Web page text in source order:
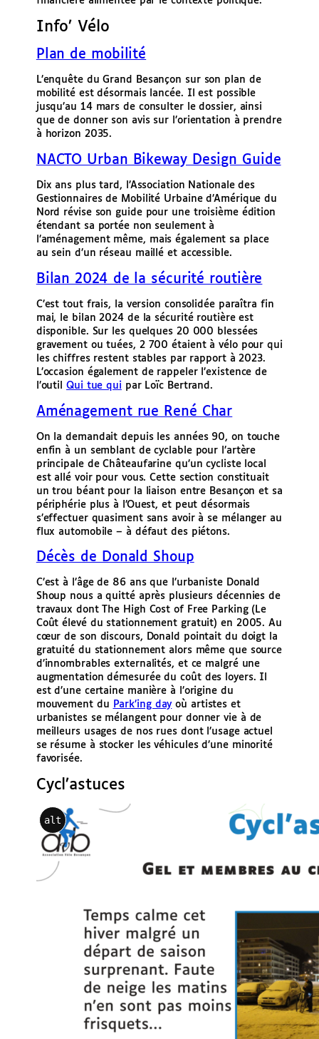
Info’ Vélo
Plan de mobilité
L’enquête du Grand Besançon sur son plan de
mobilité est désormais lancée. Il est possible
jusqu’au 14 mars de consulter le dossier, ainsi
que de donner son avis sur l’orientation à prendre
à horizon 2035.
NACTO Urban Bikeway Design Guide
Dix ans plus tard, l’Association Nationale des
Gestionnaires de Mobilité Urbaine d’Amérique du
Nord révise son guide pour une troisième édition
étendant sa portée non seulement à
l’aménagement même, mais également sa place
au sein d’un réseau maillé et accessible.
Bilan 2024 de la sécurité routière
C’est tout frais, la version consolidée paraîtra fin
mai, le bilan 2024 de la sécurité routière est
disponible. Sur les quelques 20 000 blessées
gravement ou tuées, 2 700 étaient à vélo pour qui
les chiffres restent stables par rapport à 2023.
L’occasion également de rappeler l’existence de
l’outil Qui tue qui par Loïc Bertrand.
Aménagement rue René Char
On la demandait depuis les années 90, on touche
enfin à un semblant de cyclable pour l’artère
principale de Châteaufarine qu’un cycliste local
est allé voir pour vous. Cette section constituait
un trou béant pour la liaison entre Besançon et sa
périphérie plus à l’Ouest, et peut désormais
s’effectuer quasiment sans avoir à se mélanger au
flux automobile – à défaut des piétons.
Décès de Donald Shoup
C’est à l’âge de 86 ans que l’urbaniste Donald
Shoup nous a quitté après plusieurs décennies de
travaux dont The High Cost of Free Parking (Le
Coût élevé du stationnement gratuit) en 2005. Au
cœur de son discours, Donald pointait du doigt la
gratuité du stationnement alors même que source
d’innombrables externalités, et ce malgré une
augmentation démesurée du coût des loyers. Il
est d’une certaine manière à l’origine du
mouvement du
Park’ing dayoù artistes et
urbanistes se mélangent pour donner vie à de
meilleurs usages de nos rues dont l’usage actuel
se résume à stocker les véhicules d’une minorité
favorisée.
Cycl’astuces
alt